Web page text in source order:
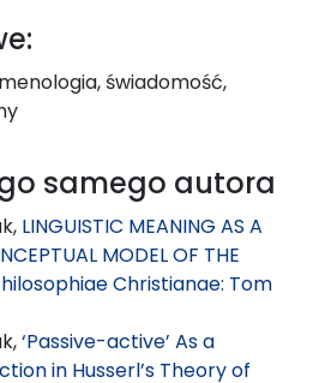
świadomość,
samego autora
LINGUISTIC MEANING AS A
MODEL OF THE
Christianae: Tom
‘Passive-active’ As a
in Husserl’s Theory of